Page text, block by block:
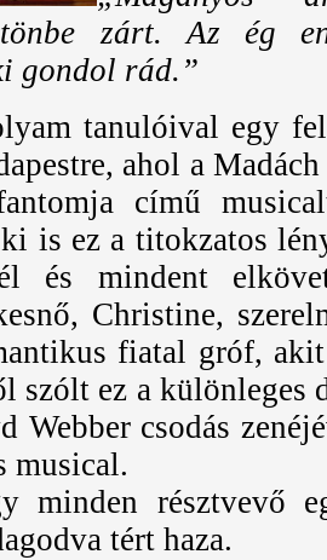
zárt. Az ég
gondol rád.”
tanulóival egy
ahol a Madách
című
is ez a titokzatos
és mindent
Christine,
fiatal gróf,
szólt ez a különleges
Webber csodás
musical.
minden résztvevő
tért haza.